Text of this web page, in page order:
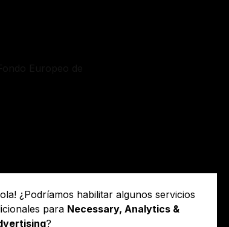
de
extendida
¿Podríamos habilitar algunos servicios
para Necessary, Analytics &
?